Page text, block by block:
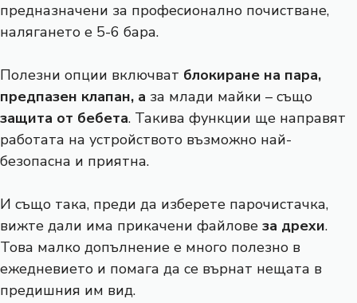
предназначени за професионално почистване,
налягането е 5-6 бара.
Полезни опции включват блокиране на пара,
предпазен клапан, а за млади майки – също
защита от бебета. Такива функции ще направят
работата на устройството възможно най-
безопасна и приятна.
И също така, преди да изберете парочистачка,
вижте дали има прикачени файлове за дрехи.
Това малко допълнение е много полезно в
ежедневието и помага да се върнат нещата в
предишния им вид.